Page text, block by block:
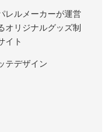
レルメーカーが運営
オリジナルグッズ制
イト
テデザイン